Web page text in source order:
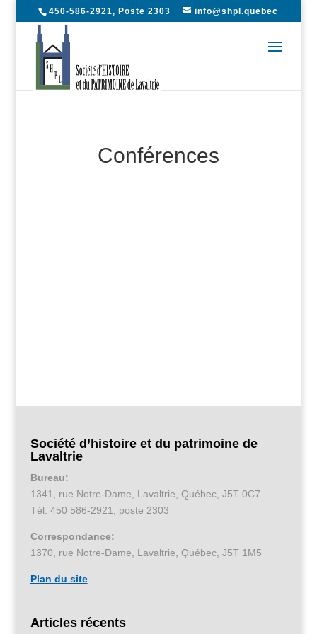
450-586-2921, Poste 2303 info@shpl.quebec
Conférences
Société d’histoire et du patrimoine de
Lavaltrie
Bureau:
1341, rue Notre-Dame, Lavaltrie, Québec, J5T 0C7
Tél: 450 586-2921, poste 2303
Correspondance:
1370, rue Notre-Dame, Lavaltrie, Québec, J5T 1M5
Plan du site
Articles récents